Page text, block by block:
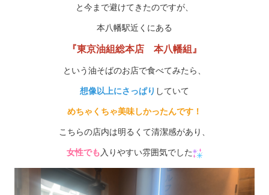
と今まで避けてきたのですが、
本八幡駅近くにある
『東京油組総本店 本八幡組』
という油そばのお店で食べてみたら、
想像以上にさっぱり していて
めちゃくちゃ美味しかったんです！
こちらの店内は明るくて清潔感があり、
女性でも 入りやすい雰囲気でした